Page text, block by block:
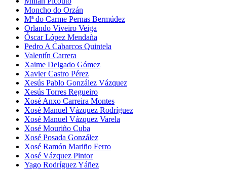
Moncho do Orzán
Mª do Carme Pernas Bermúdez
Orlando Viveiro Veiga
Óscar López Mendaña
Pedro A Cabarcos Quintela
Valentín Carrera
Xaime Delgado Gómez
Xavier Castro Pérez
Xesús Pablo González Vázquez
Xesús Torres Regueiro
Xosé Anxo Carreira Montes
Xosé Manuel Vázquez Rodríguez
Xosé Manuel Vázquez Varela
Xosé Mouriño Cuba
Xosé Posada González
Xosé Ramón Mariño Ferro
Xosé Vázquez Pintor
Yago Rodríguez Yáñez